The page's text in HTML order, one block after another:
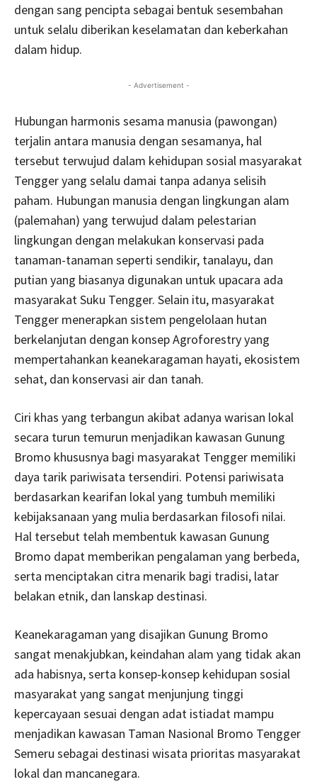
dengan sang pencipta sebagai bentuk sesembahan
untuk selalu diberikan keselamatan dan keberkahan
dalam hidup.
- Advertisement -
Hubungan harmonis sesama manusia (pawongan)
terjalin antara manusia dengan sesamanya, hal
tersebut terwujud dalam kehidupan sosial masyarakat
Tengger yang selalu damai tanpa adanya selisih
paham. Hubungan manusia dengan lingkungan alam
(palemahan) yang terwujud dalam pelestarian
lingkungan dengan melakukan konservasi pada
tanaman-tanaman seperti sendikir, tanalayu, dan
putian yang biasanya digunakan untuk upacara ada
masyarakat Suku Tengger. Selain itu, masyarakat
Tengger menerapkan sistem pengelolaan hutan
berkelanjutan dengan konsep Agroforestry yang
mempertahankan keanekaragaman hayati, ekosistem
sehat, dan konservasi air dan tanah.
Ciri khas yang terbangun akibat adanya warisan lokal
secara turun temurun menjadikan kawasan Gunung
Bromo khususnya bagi masyarakat Tengger memiliki
daya tarik pariwisata tersendiri. Potensi pariwisata
berdasarkan kearifan lokal yang tumbuh memiliki
kebijaksanaan yang mulia berdasarkan filosofi nilai.
Hal tersebut telah membentuk kawasan Gunung
Bromo dapat memberikan pengalaman yang berbeda,
serta menciptakan citra menarik bagi tradisi, latar
belakan etnik, dan lanskap destinasi.
Keanekaragaman yang disajikan Gunung Bromo
sangat menakjubkan, keindahan alam yang tidak akan
ada habisnya, serta konsep-konsep kehidupan sosial
masyarakat yang sangat menjunjung tinggi
kepercayaan sesuai dengan adat istiadat mampu
menjadikan kawasan Taman Nasional Bromo Tengger
Semeru sebagai destinasi wisata prioritas masyarakat
lokal dan mancanegara.